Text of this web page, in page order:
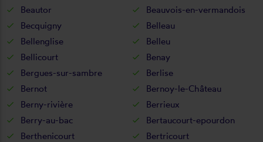
Beautor
Beauvois-en-vermandois
Becquigny
Belleau
Bellenglise
Belleu
Bellicourt
Benay
Bergues-sur-sambre
Berlise
Bernot
Bernoy-le-Château
Berny-rivière
Berrieux
Berry-au-bac
Bertaucourt-epourdon
Berthenicourt
Bertricourt